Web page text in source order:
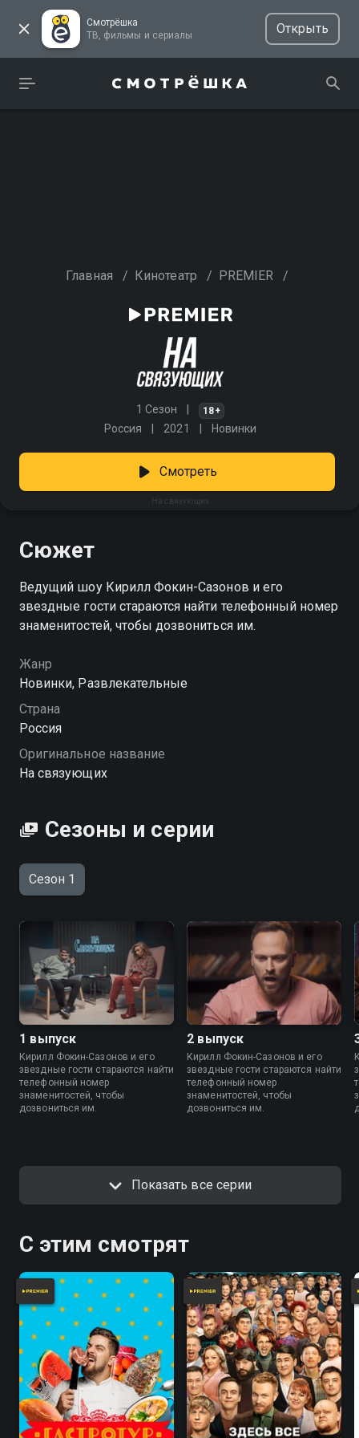
Смотрёшка
ТВ, фильмы и сериалы
Открыть
Главная / Кинотеатр / PREMIER /
1 Сезон 18+
Россия 2021 Новинки
На связующих
Смотреть
Сюжет
Ведущий шоу Кирилл Фокин-Сазонов и его
звездные гости стараются найти телефонный номер
знаменитостей, чтобы дозвониться им.
Жанр
Новинки, Развлекательные
Страна
Россия
Оригинальное название
На связующих
Сезоны и серии
Сезон 1
1 выпуск
Кирилл Фокин-Сазонов и его
звездные гости стараются найти
телефонный номер
знаменитостей, чтобы
дозвониться им.
2 выпуск
Кирилл Фокин-Сазонов и его
звездные гости стараются найти
телефонный номер
знаменитостей, чтобы
дозвониться им.
Показать все серии
С этим смотрят